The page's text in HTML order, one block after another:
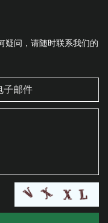
疑问，请随时联系我们的